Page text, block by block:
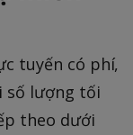
tuyến có phí,
số lượng tối
theo dưới